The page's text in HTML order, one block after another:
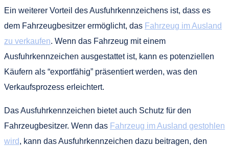
Ein weiterer Vorteil des Ausfuhrkennzeichens ist, dass es
dem Fahrzeugbesitzer ermöglicht, das Fahrzeug im Ausland
zu verkaufen. Wenn das Fahrzeug mit einem
Ausfuhrkennzeichen ausgestattet ist, kann es potenziellen
Käufern als “exportfähig” präsentiert werden, was den
Verkaufsprozess erleichtert.
Das Ausfuhrkennzeichen bietet auch Schutz für den
Fahrzeugbesitzer. Wenn das Fahrzeug im Ausland gestohlen
wird, kann das Ausfuhrkennzeichen dazu beitragen, den